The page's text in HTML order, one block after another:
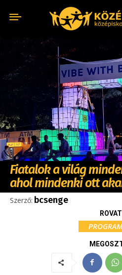
Fiatalok a világ
ahol mindenki ott
Szerző: bcsenge
ROVAT